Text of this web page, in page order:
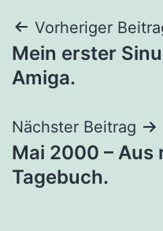
Vorheriger
Mein erster
Amiga.
Nächster Beitrag
Mai 2000 – Aus
Tagebuch.